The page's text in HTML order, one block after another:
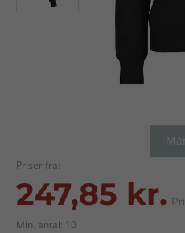
Priser fra:
247,85 kr.
Min. antal: 10